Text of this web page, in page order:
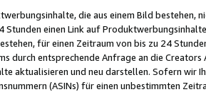
die aus einem Bild bestehen,
Stunden einen Link auf
für einen Zeitraum von bis zu 24
durch entsprechende Anfrage an die
aktualisieren und neu darstellen. Sofern wir
(ASINs) für einen unbestimmten